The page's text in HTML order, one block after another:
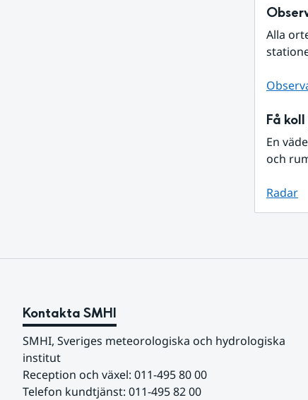
Alla
Få
En
och
Radar
Kontakta SMHI
SMHI, Sveriges meteorologiska och hydrologiska
institut
Reception och växel: 011-495 80 00
Telefon kundtjänst: 011-495 82 00